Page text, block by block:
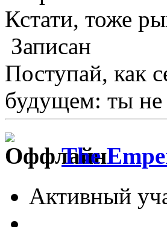
Кстати, тоже
Записан
Поступай, как
будущем: ты
The
Активный